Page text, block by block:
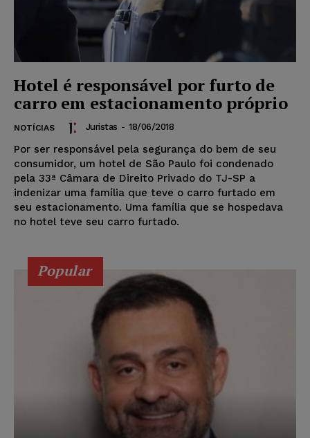
Hotel é responsável por furto de
carro em estacionamento próprio
NOTÍCIAS Juristas - 18/06/2018
Por ser responsável pela segurança do bem de seu
consumidor, um hotel de São Paulo foi condenado
pela 33ª Câmara de Direito Privado do TJ-SP a
indenizar uma família que teve o carro furtado em
seu estacionamento. Uma família que se hospedava
no hotel teve seu carro furtado.
Popular